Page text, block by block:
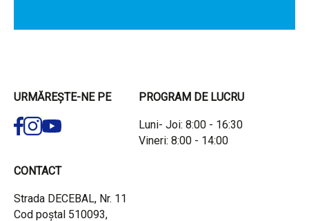
URMĂREȘTE-NE PE PROGRAM DE LUCRU
Luni- Joi: 8:00 - 16:30
Vineri: 8:00 - 14:00
CONTACT
Strada DECEBAL, Nr. 11
Cod poștal 510093,